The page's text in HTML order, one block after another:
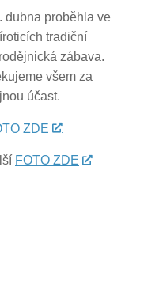
dubna proběhla ve
tradiční
zábava.
všem za
účast.
ZDE
FOTO ZDE